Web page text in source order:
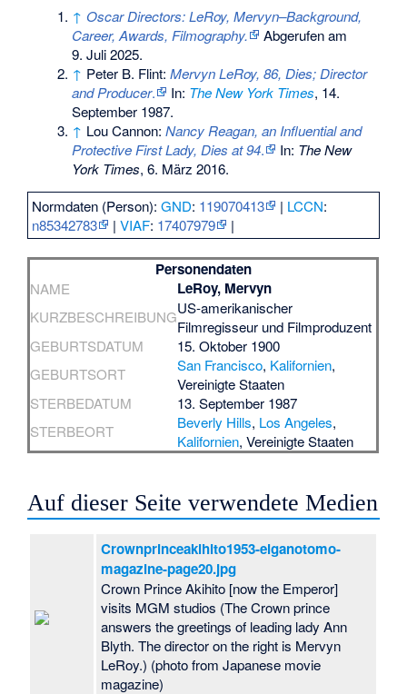
↑ Oscar Directors: LeRoy, Mervyn–Background,
Career, Awards, Filmography.
Abgerufen am
9. Juli 2025.
↑ Peter B. Flint:Mervyn LeRoy, 86, Dies; Director
and Producer. In: The New York Times, 14.
September 1987.
↑ Lou Cannon:Nancy Reagan, an Influential and
Protective First Lady, Dies at 94. In: The New
York Times, 6. März 2016.
Normdaten (Person):GND: 119070413 | LCCN:
n85342783
|VIAF: 17407979 |
Personendaten
NAME LeRoy, Mervyn
KURZBESCHREIBUNGUS-amerikanischer
Filmregisseur und Filmproduzent
GEBURTSDATUM
15. Oktober 1900
GEBURTSORT
San Francisco, Kalifornien,
Vereinigte Staaten
STERBEDATUM
13. September 1987
STERBEORT
Beverly Hills, Los Angeles,
Kalifornien, Vereinigte Staaten
Auf dieser Seite verwendete Medien
Crownprinceakihito1953-eiganotomo-
magazine-page20.jpg
Crown Prince Akihito [now the Emperor]
visits MGM studios (The Crown prince
answers the greetings of leading lady Ann
Blyth. The director on the right is Mervyn
LeRoy.) (photo from Japanese movie
magazine)